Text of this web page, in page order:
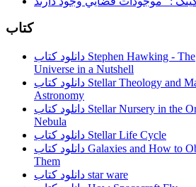
کتاب
دانلود کتاب Stephen Hawking - The
Universe in a Nutshell
دانلود کتاب Stellar Theology and Masonic
Astronomy
دانلود کتاب Stellar Nursery in the Orion
Nebula
دانلود کتاب Stellar Life Cycle
دانلود کتاب Galaxies and How to Observe
Them
دانلود کتاب star ware